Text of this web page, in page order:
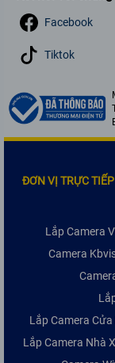
Facebook
Tiktok
ĐƠN VỊ TRỰC
Lắp Camera
Camera
Lắp Camera
Lắp Camera Nhà